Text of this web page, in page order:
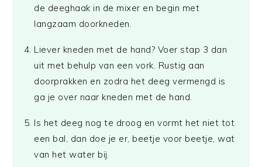
de deeghaak in de mixer en begin met
langzaam doorkneden.
Liever kneden met de hand? Voer stap 3 dan
uit met behulp van een vork. Rustig aan
doorprakken en zodra het deeg vermengd is
ga je over naar kneden met de hand.
Is het deeg nog te droog en vormt het niet tot
een bal, dan doe je er, beetje voor beetje, wat
van het water bij.